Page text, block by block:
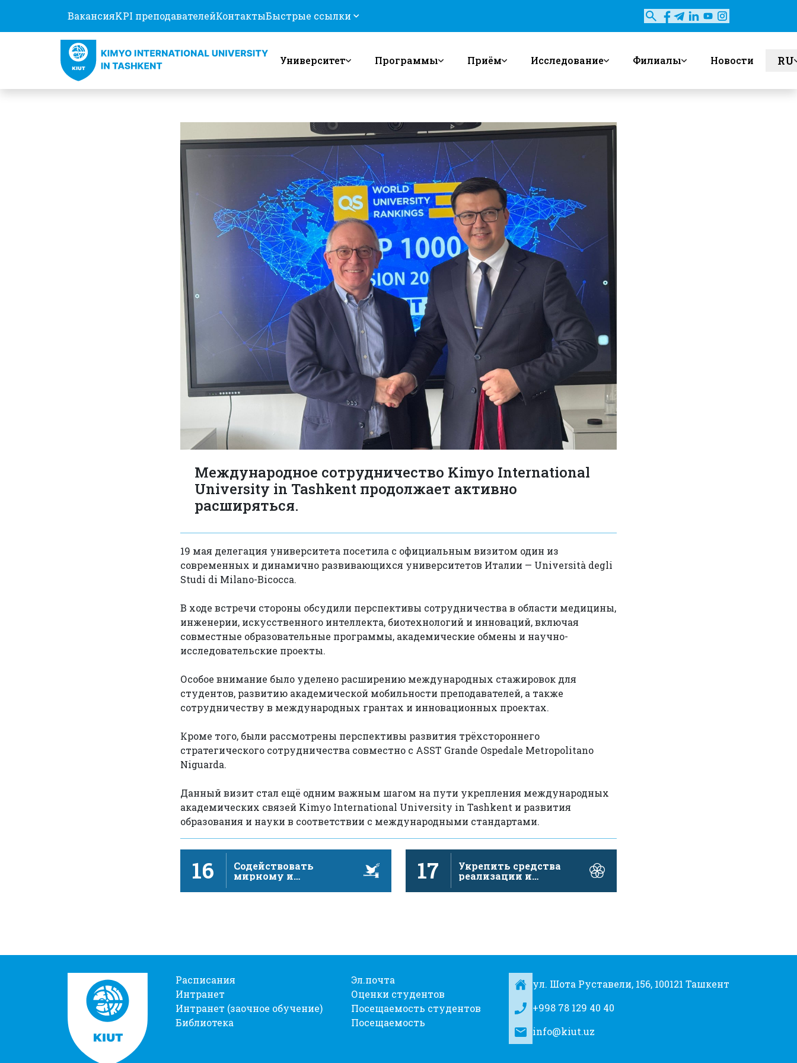
ВакансияKPI преподавателейКонтактыБыстрые ссылки
Университет Программы Приём Исследование Филиалы Новости RU
Международное сотрудничество Kimyo International
University in Tashkent продолжает активно
расширяться.
19 мая делегация университета посетила с официальным визитом один из
современных и динамично развивающихся университетов Италии — Università degli
Studi di Milano-Bicocca.
В ходе встречи стороны обсудили перспективы сотрудничества в области медицины,
инженерии, искусственного интеллекта, биотехнологий и инноваций, включая
совместные образовательные программы, академические обмены и научно-
исследовательские проекты.
Особое внимание было уделено расширению международных стажировок для
студентов, развитию академической мобильности преподавателей, а также
сотрудничеству в международных грантах и инновационных проектах.
Кроме того, были рассмотрены перспективы развития трёхстороннего
стратегического сотрудничества совместно с ASST Grande Ospedale Metropolitano
Niguarda.
Данный визит стал ещё одним важным шагом на пути укрепления международных
академических связей Kimyo International University in Tashkent и развития
образования и науки в соответствии с международными стандартами.
16
Содействовать
мирному и
обществу в интересах
17
Укрепить средства
реализации и
глобальное
Расписания
Интранет
Интранет (заочное обучение)
Библиотека
Эл.почта
Оценки студентов
Посещаемость студентов
Посещаемость
ул. Шота Руставели, 156, 100121 Ташкент
+998 78 129 40 40
info@kiut.uz